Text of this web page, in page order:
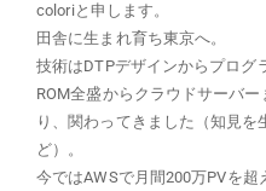
coloriと申します。
田舎に生まれ育ち東京へ。
技術はDTPデザインからプログ
ROM全盛からクラウドサーバ
り、関わってきました（知見
ど）。
今ではAWSで月間200万PVを